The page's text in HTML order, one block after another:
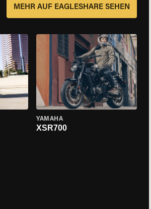
MEHR AUF EAGLESHARE SEHEN
YAMAHA
XSR700